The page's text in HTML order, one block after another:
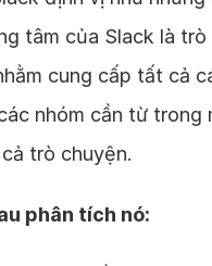
tâm của Slack là
cung cấp tất cả
nhóm cần từ trong
trò chuyện.
phân tích nó: